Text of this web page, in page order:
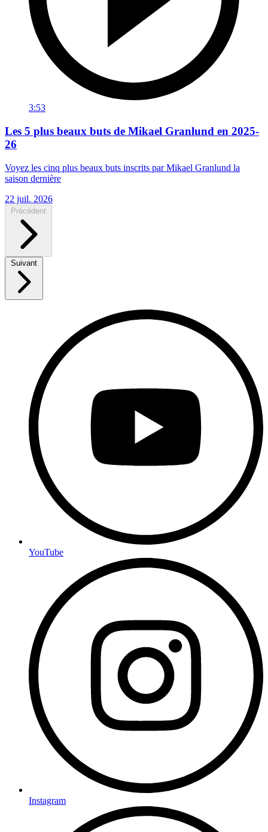
3:53
Les 5 plus beaux buts de Mikael Granlund en 2025-
26
Voyez les cinq plus beaux buts inscrits par Mikael Granlund la
saison dernière
22 juil. 2026
Précédent
Suivant
YouTube
Instagram